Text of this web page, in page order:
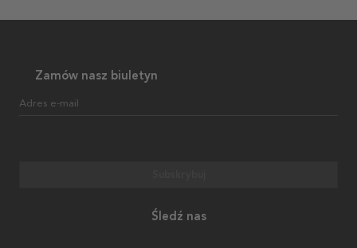
Zamów nasz biuletyn
Adres e-mail
Śledź nas